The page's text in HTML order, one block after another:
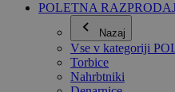
POLETNA
Nazaj
Vse v kategoriji
Torbice
Nahrbtniki